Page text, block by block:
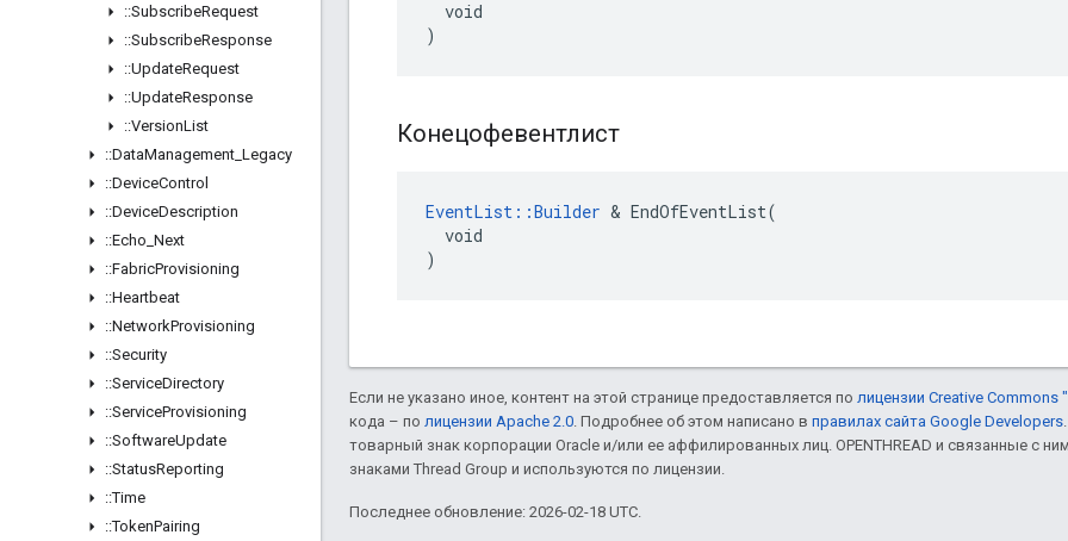
::SubscribeRequest
::SubscribeResponse
::UpdateRequest
::UpdateResponse
::VersionList
::DataManagement Legacy
::DeviceControl
::DeviceDescription
::Echo Next
::FabricProvisioning
::Heartbeat
::NetworkProvisioning
::Security
::ServiceDirectory
::ServiceProvisioning
::SoftwareUpdate
::StatusReporting
::Time
::TokenPairing
  void
)
Конецофевентлист
EventList::Builder & EndOfEventList(
  void
)
Если не указано иное, контент на этой странице предоставляется по лицензии Creative Commons
кода – по лицензии Apache 2.0. Подробнее об этом написано в правилах сайта Google Developers
товарный знак корпорации Oracle и/или ее аффилированных лиц. OPENTHREAD и связанные с
знаками Thread Group и используются по лицензии.
Последнее обновление: 2026-02-18 UTC.